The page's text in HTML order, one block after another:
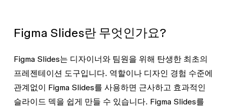
Figma Slides란 무엇인가요?
Figma Slides는 디자이너와 팀원을 위해 탄생한 최초의
프레젠테이션 도구입니다. 역할이나 디자인 경험 수준에
관계없이 Figma Slides를 사용하면 근사하고 효과적인
슬라이드 덱을 쉽게 만들 수 있습니다. Figma Slides를